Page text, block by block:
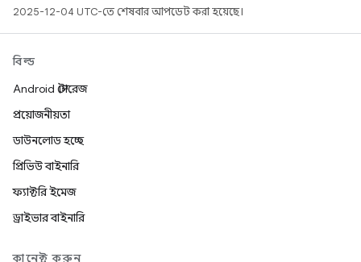
2025-12-04 UTC-তে শেষবার আপডেট করা হয়েছে।
বিল্ড
Android স্টোরেজ
প্রয়োজনীয়তা
ডাউনলোড হচ্ছে
প্রিভিউ বাইনারি
ফ্যাক্টরি ইমেজ
ড্রাইভার বাইনারি
কানেক্ট করুন